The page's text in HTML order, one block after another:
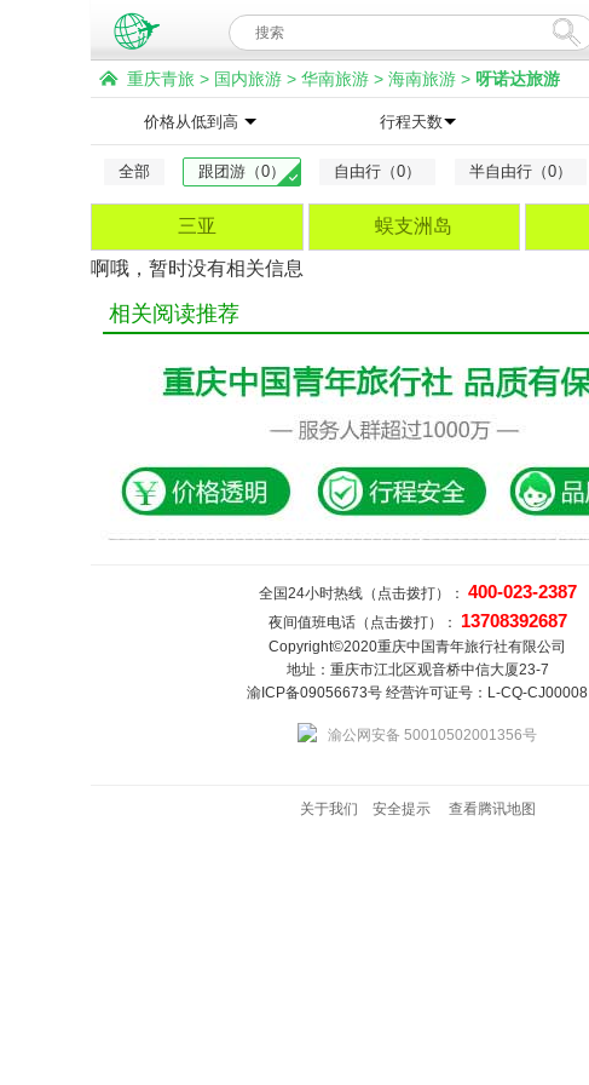
重庆青旅 > 国内旅游 > 华南旅游 > 海南旅游 > 呀诺达旅游
价格从低到高 行程天数
全部 跟团游（0） 自由行（0） 半自由行（0）
三亚 蜈支洲岛
啊哦，暂时没有相关信息
相关阅读推荐
全国24小时热线（点击拨打）： 400-023-2387
夜间值班电话（点击拨打）： 13708392687
Copyright©2020重庆中国青年旅行社有限公司
地址：重庆市江北区观音桥中信大厦23-7
渝ICP备09056673号 经营许可证号：L-CQ-CJ00008
渝公网安备 50010502001356号
关于我们 安全提示 查看腾讯地图